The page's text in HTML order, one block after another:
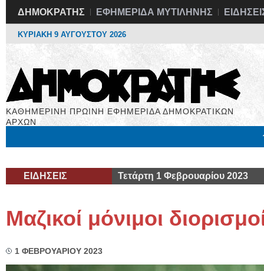
ΔΗΜΟΚΡΑΤΗΣ ΕΦΗΜΕΡΙΔΑ ΜΥΤΙΛΗΝΗΣ
ΚΥΡΙΑΚΗ 9 ΑΥΓΟΥΣΤΟΥ 2026
ΚΑΘΗΜΕΡΙΝΗ ΠΡΩΙΝΗ ΕΦΗΜΕΡΙΔΑ ΔΗΜΟΚΡΑΤΙΚΩΝ
ΑΡΧΩΝ
ΕΙΔΗΣΕΙΣ Τετάρτη 1 Φεβρουαρίου 2023
Μαζικοί μόνιμοι
1 ΦΕΒΡΟΥΑΡΙΟΥ 2023